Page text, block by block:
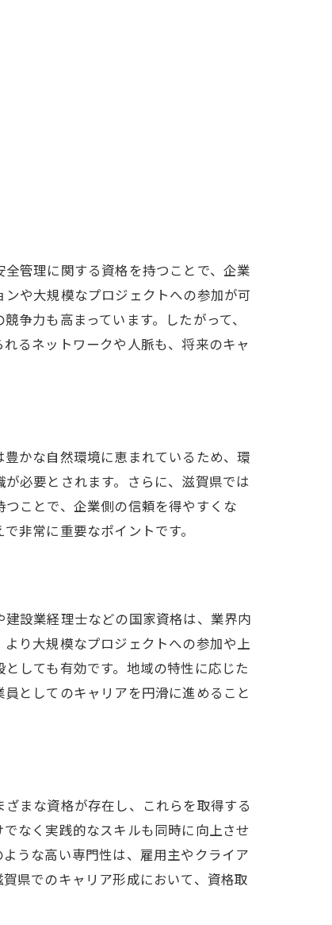
管理に関する資格を持つことで、企業
や大規模なプロジェクトへの参加が可
争力も高まっています。したがって、
るネットワークや人脈も、将来のキャ
かな自然環境に恵まれているため、環
必要とされます。さらに、滋賀県では
ことで、企業側の信頼を得やすくな
非常に重要なポイントです。
設業経理士などの国家資格は、業界内
り大規模なプロジェクトへの参加や上
しても有効です。地域の特性に応じた
としてのキャリアを円滑に進めること
まな資格が存在し、これらを取得する
なく実践的なスキルも同時に向上させ
うな高い専門性は、雇用主やクライア
県でのキャリア形成において、資格取